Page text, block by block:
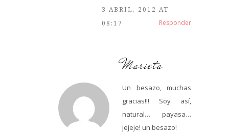
3 ABRIL, 2012 AT
08:17
Responder
Marieta
Un besazo, muchas
gracias!!! Soy así,
natural… payasa…
jejeje! un besazo!